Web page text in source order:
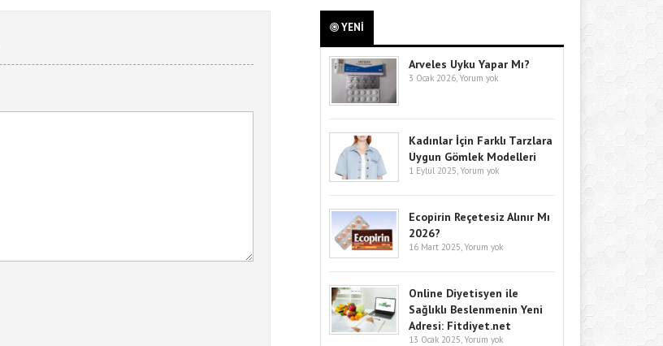
YENİ
Arveles Uyku Yapar Mı?
3 Ocak 2026, Yorum yok
Kadınlar İçin Farklı Tarzlara
Uygun Gömlek Modelleri
1 Eylül 2025, Yorum yok
Ecopirin Reçetesiz Alınır Mı
2026?
16 Mart 2025, Yorum yok
Online Diyetisyen ile
Sağlıklı Beslenmenin Yeni
Adresi: Fitdiyet.net
13 Ocak 2025, Yorum yok